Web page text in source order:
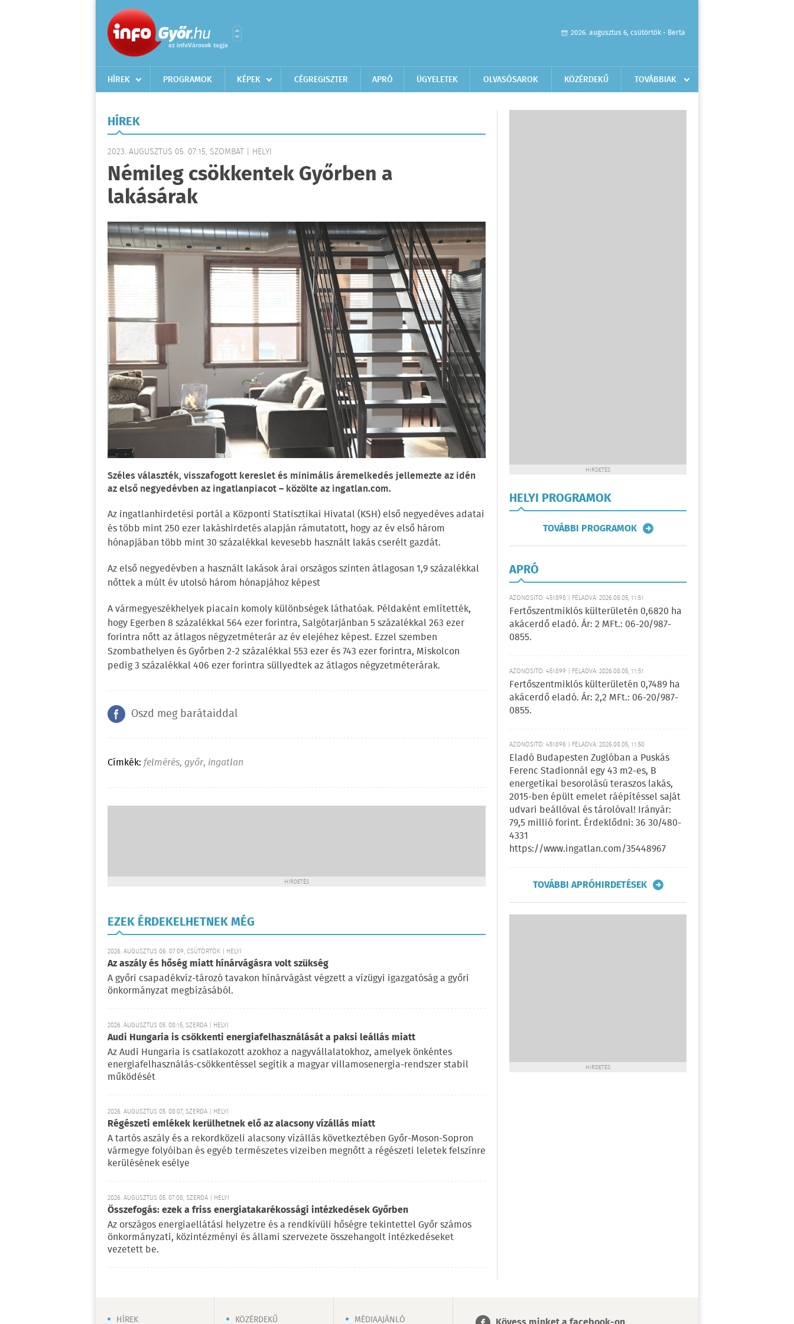
2026. augusztus 6, csütörtök - Berta
HÍREK PROGRAMOK KÉPEK CÉGREGISZTER APRÓ ÜGYELETEK OLVASÓSAROK KÖZÉRDEKŰ TOVÁBBIAK
HÍREK
2023. AUGUSZTUS 05. 07:15, SZOMBAT | HELYI
Némileg csökkentek Győrben a
lakásárak
Széles választék, visszafogott kereslet és minimális áremelkedés jellemezte az idén
az első negyedévben az ingatlanpiacot – közölte az ingatlan.com.
Az ingatlanhirdetési portál a Központi Statisztikai Hivatal (KSH) első negyedéves adatai
és több mint 250 ezer lakáshirdetés alapján rámutatott, hogy az év első három
hónapjában több mint 30 százalékkal kevesebb használt lakás cserélt gazdát.
Az első negyedévben a használt lakások árai országos szinten átlagosan 1,9 százalékkal
nőttek a múlt év utolsó három hónapjához képest
A vármegyeszékhelyek piacain komoly különbségek láthatóak. Példaként említették,
hogy Egerben 8 százalékkal 564 ezer forintra, Salgótarjánban 5 százalékkal 263 ezer
forintra nőtt az átlagos négyzetméterár az év elejéhez képest. Ezzel szemben
Szombathelyen és Győrben 2-2 százalékkal 553 ezer és 743 ezer forintra, Miskolcon
pedig 3 százalékkal 406 ezer forintra süllyedtek az átlagos négyzetméterárak.
Oszd meg barátaiddal
Címkék: felmérés, győr, ingatlan
HIRDETÉS
EZEK ÉRDEKELHETNEK MÉG
2026. AUGUSZTUS 06. 07:09, CSÜTÖRTÖK | HELYI
Az aszály és hőség miatt hínárvágásra volt szükség
A győri csapadékvíz-tározó tavakon hínárvágást végzett a vízügyi igazgatóság a győri
önkormányzat megbízásából.
2026. AUGUSZTUS 05. 08:15, SZERDA | HELYI
Audi Hungaria is csökkenti energiafelhasználását a paksi leállás miatt
Az Audi Hungaria is csatlakozott azokhoz a nagyvállalatokhoz, amelyek önkéntes
energiafelhasználás-csökkentéssel segítik a magyar villamosenergia-rendszer stabil
működését
2026. AUGUSZTUS 05. 08:07, SZERDA | HELYI
Régészeti emlékek kerülhetnek elő az alacsony vízállás miatt
A tartós aszály és a rekordközeli alacsony vízállás következtében Győr-Moson-Sopron
vármegye folyóiban és egyéb természetes vizeiben megnőtt a régészeti leletek felszínre
kerülésének esélye
2026. AUGUSZTUS 05. 07:08, SZERDA | HELYI
Összefogás: ezek a friss energiatakarékossági intézkedések Győrben
Az országos energiaellátási helyzetre és a rendkívüli hőségre tekintettel Győr számos
önkormányzati, közintézményi és állami szervezete összehangolt intézkedéseket
vezetett be.
HIRDETÉS
HELYI PROGRAMOK
TOVÁBBI PROGRAMOK
APRÓ
AZONOSÍTÓ: 451898 | FELADVA: 2026.08.05, 11:51
Fertőszentmiklós külterületén 0,6820 ha
akácerdő eladó. Ár: 2 MFt.: 06-20/987-
0855.
AZONOSÍTÓ: 451899 | FELADVA: 2026.08.05, 11:51
Fertőszentmiklós külterületén 0,7489 ha
akácerdő eladó. Ár: 2,2 MFt.: 06-20/987-
0855.
AZONOSÍTÓ: 451896 | FELADVA: 2026.08.05, 11:50
Eladó Budapesten Zuglóban a Puskás
Ferenc Stadionnál egy 43 m2-es, B
energetikai besorolású teraszos lakás,
2015-ben épült emelet ráépítéssel saját
udvari beállóval és tárolóval! Irányár:
79,5 millió forint. Érdeklődni: 36 30/480-
4331
https://www.ingatlan.com/35448967
TOVÁBBI APRÓHIRDETÉSEK
HIRDETÉS
HÍREK KÖZÉRDEKŰ MÉDIAAJÁNLÓ